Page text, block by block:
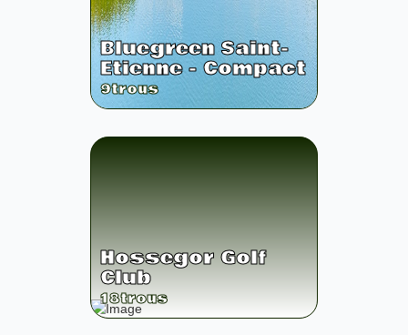
Bluegreen Saint-
Etienne - Compact
9trous
Hossegor Golf
Club
18trous